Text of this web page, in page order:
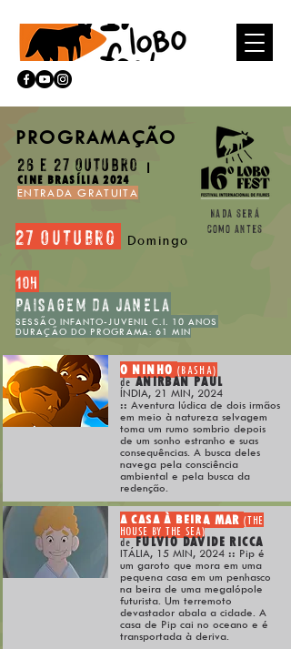
PROGRAMAÇÃO
26 e 27 OUTubro
|
CINE BRASÍLIA 2024
ENTRADA GRATUITA
27 OUTubro Domingo
Nada será
como antes
10h
PAISAGEM DA JANELA
SESSÃO INFANTO-JUVENIL C.I. 10 ANOS
DURAÇÃO DO PROGRAMA: 61 MIN
O NINHO (BASHA)
deANIRBAN PAUL
ÍNDIA, 21 MIN, 2024
:: Aventura lúdica de dois irmãos
em meio à natureza selvagem
toma um rumo sombrio depois
de um sonho estranho e suas
consequências. A busca deles
navega pela consciência
ambiental e pela busca da
redenção.
A CASA À BEIRA MAR(THE
HOUSE BY THE SEA)
de FULVIO DAVIDE RICCA
ITÁLIA, 15 MIN, 2024 :: Pip é
um garoto que mora em uma
pequena casa em um penhasco
na beira de uma megalópole
futurista. Um terremoto
devastador abala a cidade. A
casa de Pip cai no oceano e é
transportada à deriva.